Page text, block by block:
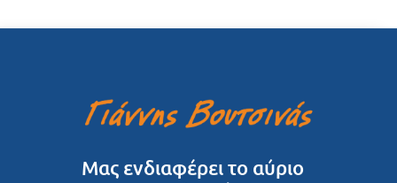
Μας ενδιαφέρει το αύριο